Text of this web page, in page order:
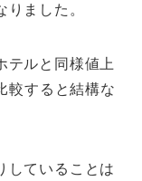
ました。
テルと同様値上
較すると結構な
していることは